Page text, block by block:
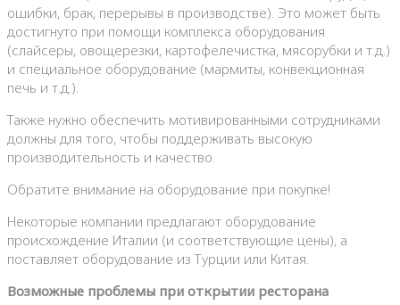
ошибки, брак, перерывы в производстве). Это может быть
достигнуто при помощи комплекса оборудования
(слайсеры, овощерезки, картофелечистка, мясорубки и т.д.)
и специальное оборудование (мармиты, конвекционная
печь и т.д.).
Также нужно обеспечить мотивированными сотрудниками
должны для того, чтобы поддерживать высокую
производительность и качество.
Обратите внимание на оборудование при покупке!
Некоторые компании предлагают оборудование
происхождение Италии (и соответствующие цены), а
поставляет оборудование из Турции или Китая.
Возможные проблемы при открытии ресторана